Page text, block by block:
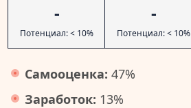
-
Потенциал: < 10%
-
Потенциал: < 10%
Самооценка: 47%
Заработок: 13%